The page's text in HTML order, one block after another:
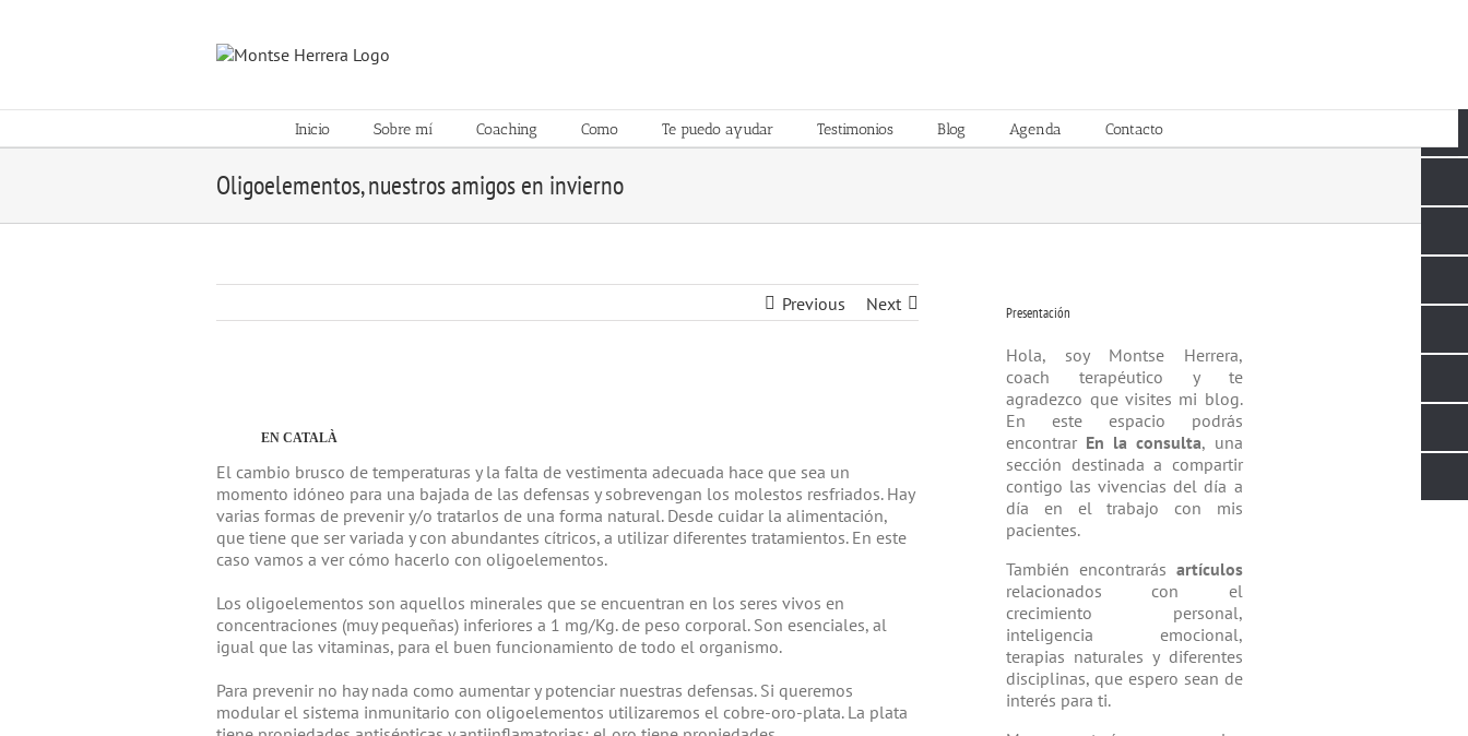
Inicio Sobre mí Coaching Como Te puedo ayudar Testimonios Blog Agenda Contacto
Oligoelementos, nuestros amigos en invierno
Previous Next
ImageEN CATALÀ
El cambio brusco de temperaturas y la falta de vestimenta adecuada hace que sea un
momento idóneo para una bajada de las defensas y sobrevengan los molestos resfriados. Hay
varias formas de prevenir y/o tratarlos de una forma natural. Desde cuidar la alimentación,
que tiene que ser variada y con abundantes cítricos, a utilizar diferentes tratamientos. En este
caso vamos a ver cómo hacerlo con oligoelementos.
Los oligoelementos son aquellos minerales que se encuentran en los seres vivos en
concentraciones (muy pequeñas) inferiores a 1 mg/Kg. de peso corporal. Son esenciales, al
igual que las vitaminas, para el buen funcionamiento de todo el organismo.
Para prevenir no hay nada como aumentar y potenciar nuestras defensas. Si queremos
modular el sistema inmunitario con oligoelementos utilizaremos el cobre-oro-plata. La plata
Presentación
Hola, soy Montse Herrera,
coach tera­péutico y te
agradezco que visites mi blog.
En este espacio podrás
encontrar En la consulta, una
sección destinada a compartir
contigo las vivencias del día a
día en el trabajo con mis
pacientes.
También encontrarás artículos
relacio­nados con el
crecimiento personal,
inteligencia emocional,
terapias natu­rales y diferentes
disciplinas, que espero sean de
interés para ti.